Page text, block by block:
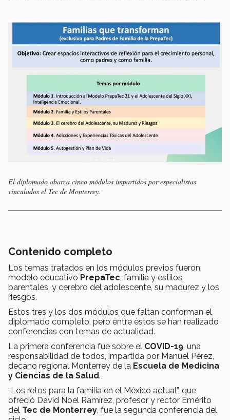
El diplomado abarca cinco módulos impartidos por especialistas
vinculados el Tec de Monterrey.
Contenido completo
Los temas tratados en los módulos previos fueron:
modelo educativo PrepaTec, familia y estilos
parentales, y cerebro del adolescente, su madurez y los
riesgos.
Estos tres y los dos módulos que faltan conforman el
diplomado completo, pero entre éstos se han realizado
conferencias con temas de actualidad.
La primera conferencia fue sobre el COVID-19, una
responsabilidad de todos, impartida por Manuel Pérez,
decano regional Monterrey de la Escuela de Medicina
y Ciencias de la Salud.
“Los retos para la familia en el México actual”, que
ofreció David Noel Ramírez, profesor y rector Emérito
del Tec de Monterrey, fue la segunda conferencia del